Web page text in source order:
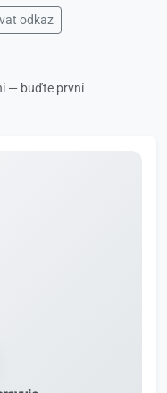
odkaz
— buďte první